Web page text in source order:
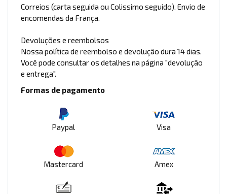
Correios (carta seguida ou Colissimo seguido). Envio de
encomendas da França.
Devoluções e reembolsos
Nossa política de reembolso e devolução dura 14 dias.
Você pode consultar os detalhes na página "devolução
e entrega".
Formas de pagamento
Paypal Visa
Mastercard Amex